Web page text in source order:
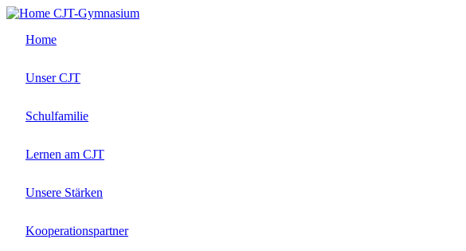
Direkt
Inhalt
CJT-Gymnasium
Home
Unser CJT
Schulfamilie
Lernen am CJT
Unsere Stärken
Kooperationspartner